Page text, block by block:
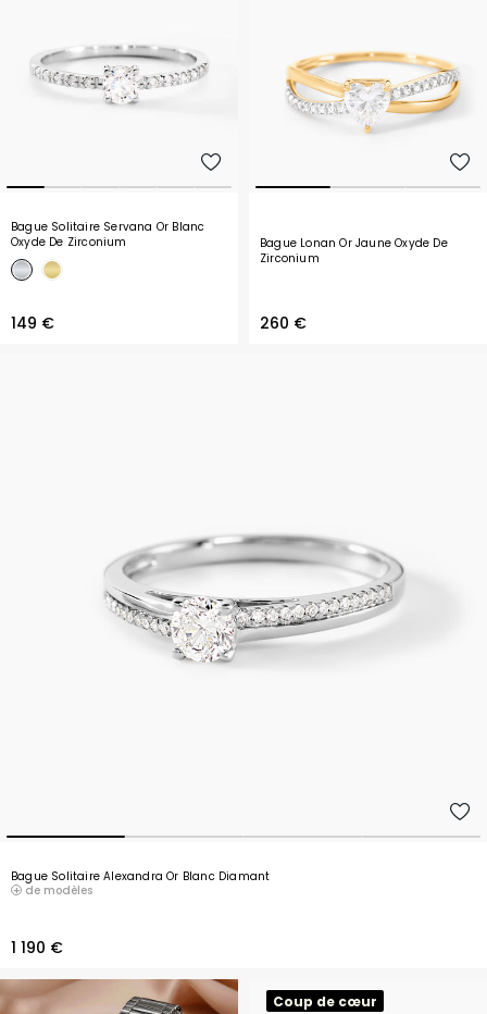
Bague Solitaire Servana Or Blanc
Oxyde De Zirconium
149 €
Bague Lonan Or Jaune Oxyde De
Zirconium
260 €
Bague Solitaire Alexandra Or Blanc Diamant
de modèles
1 190 €
Coup de cœur